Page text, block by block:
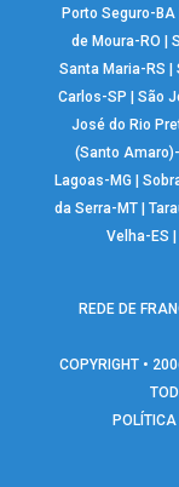
Porto Seguro-BA|
de Moura-RO
|
Santa Maria-RS
Carlos-SP
São
José do Rio
(Santo
Lagoas-MG
|
da Serra-MT|
Velha-ES
REDE DE
COPYRIGHT •